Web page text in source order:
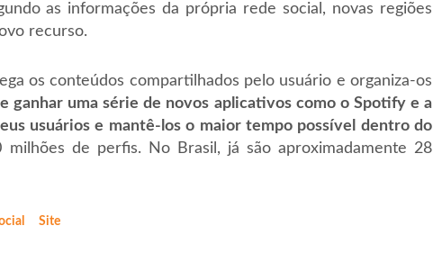
as informações da própria rede social, novas regiões
recurso.
os conteúdos compartilhados pelo usuário e organiza-os
ganhar uma série de novos aplicativos como o Spotify e a
usuários e mantê-los o maior tempo possível dentro do
de perfis. No Brasil, já são aproximadamente 28
Site